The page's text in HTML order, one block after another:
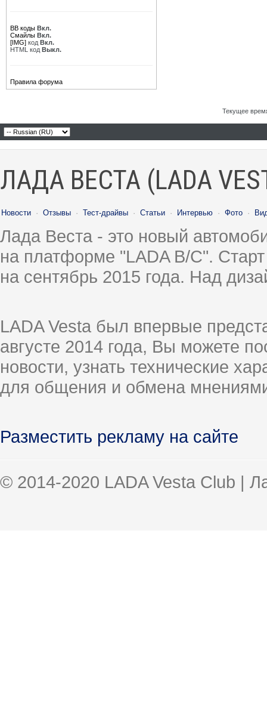
BB коды Вкл.
Смайлы Вкл.
[IMG] код Вкл.
HTML код Выкл.
Правила форума
Текущее
ЛАДА ВЕСТА (LADA
Новости · Отзывы · Тест-драйвы · Статьи · Интервью · Фото ·
Лада Веста - это новый
на платформе "LADA B/C".
на сентябрь 2015 года. Над
LADA Vesta был впервые
августе 2014 года, Вы можете
новости, узнать технические
для общения и обмена
Разместить рекламу на сайте
© 2014-2020 LADA Vesta Club |